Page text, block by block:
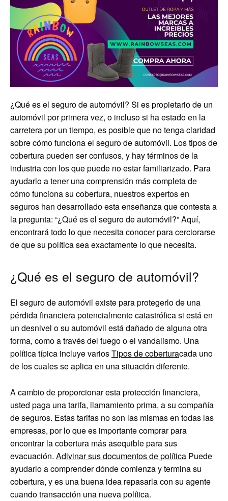
¿Qué es el seguro de automóvil? Si es propietario de un
automóvil por primera vez, o incluso si ha estado en la
carretera por un tiempo, es posible que no tenga claridad
sobre cómo funciona el seguro de automóvil. Los tipos de
cobertura pueden ser confusos, y hay términos de la
industria con los que puede no estar familiarizado. Para
ayudarlo a tener una comprensión más completa de
cómo funciona su cobertura, nuestros expertos en
seguros han desarrollado esta enseñanza que contesta a
la pregunta: “¿Qué es el seguro de automóvil?” Aquí,
encontrará todo lo que necesita conocer para cerciorarse
de que su política sea exactamente lo que necesita.
¿Qué es el seguro de automóvil?
El seguro de automóvil existe para protegerlo de una
pérdida financiera potencialmente catastrófica si está en
un desnivel o su automóvil está dañado de alguna otra
forma, como a través del fuego o el vandalismo. Una
política típica incluye variosTipos de coberturacada uno
de los cuales se aplica en una situación diferente.
A cambio de proporcionar esta protección financiera,
usted paga una tarifa, llamamiento prima, a su compañía
de seguros. Estas tarifas no son las mismas en todas las
empresas, por lo que es importante comprar para
encontrar la cobertura más asequible para sus
evacuación. Adivinar sus documentos de política Puede
ayudarlo a comprender dónde comienza y termina su
cobertura, y es una buena idea repasarla con su agente
cuando transacción una nueva política.